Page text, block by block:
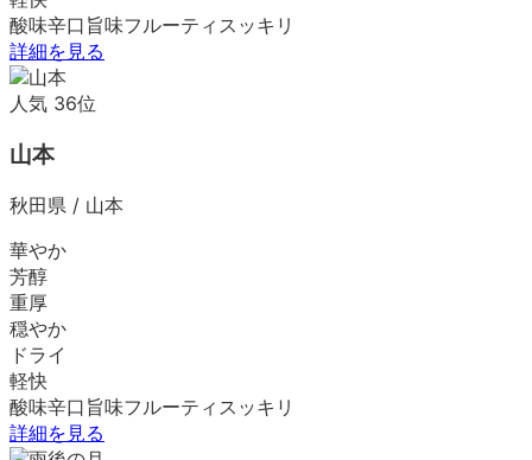
酸味辛口 旨味フルーティ スッキリ
詳細を見る
人気 36位
山本
秋田県 / 山本
華やか
芳醇
重厚
穏やか
ドライ
軽快
酸味辛口 旨味フルーティ スッキリ
詳細を見る